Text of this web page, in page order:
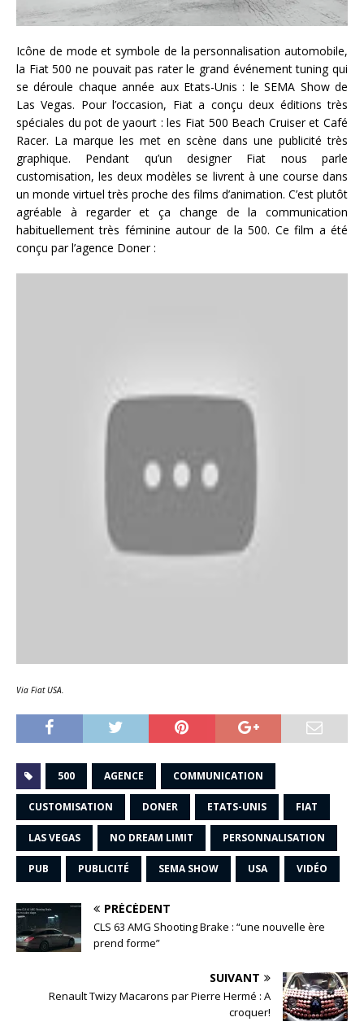
Icône de mode et symbole de la personnalisation automobile,
la Fiat 500 ne pouvait pas rater le grand événement tuning qui
se déroule chaque année aux Etats-Unis : le SEMA Show de
Las Vegas. Pour l’occasion, Fiat a conçu deux éditions très
spéciales du pot de yaourt : les Fiat 500 Beach Cruiser et Café
Racer. La marque les met en scène dans une publicité très
graphique. Pendant qu’un designer Fiat nous parle
customisation, les deux modèles se livrent à une course dans
un monde virtuel très proche des films d’animation. C’est plutôt
agréable à regarder et ça change de la communication
habituellement très féminine autour de la 500. Ce film a été
conçu par l’agence Doner :
Via Fiat USA.
500 AGENCE COMMUNICATION
CUSTOMISATION DONER ETATS-UNIS FIAT
LAS VEGAS NO DREAM LIMIT PERSONNALISATION
PUB PUBLICITÉ SEMA SHOW USA VIDÉO
PRÉCÉDENT
CLS 63 AMG Shooting Brake : “une nouvelle ère
prend forme”
SUIVANT
Renault Twizy Macarons par Pierre Hermé : A
croquer!